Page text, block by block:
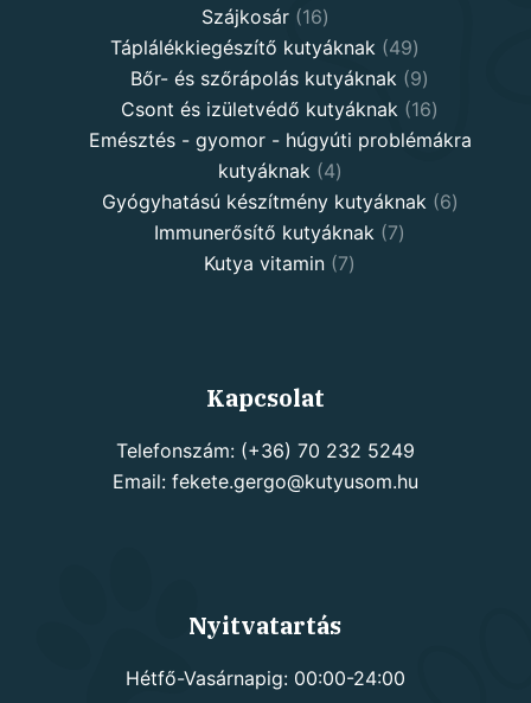
products
Szájkosár 1616
products
Táplálékkiegészítő kutyáknak 4949
products
Bőr- és szőrápolás kutyáknak 99
products
Csont és izületvédő kutyáknak 1616
products
Emésztés - gyomor - húgyúti problémákra
kutyáknak
44
products
Gyógyhatású készítmény kutyáknak 66
Immunerősítő kutyáknak 77
Kutya vitamin 77
Kapcsolat
Telefonszám: (+36) 70 232 5249
Email: fekete.gergo@kutyusom.hu
Nyitvatartás
Hétfő-Vasárnapig: 00:00-24:00